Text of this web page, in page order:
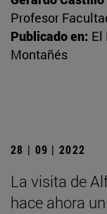
Profesor
Publicado en: El
Montañés
28 | 09 | 2022
La visita de
hace ahora